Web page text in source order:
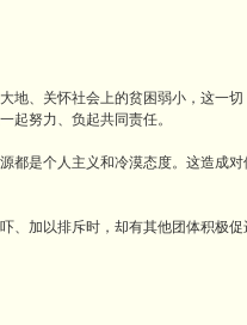
地、关怀社会上的贫困弱小，这一
起努力、负起共同责任。
都是个人主义和冷漠态度。这造成
、加以排斥时，却有其他团体积极